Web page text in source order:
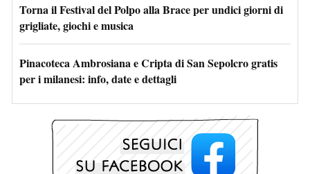
Torna il Festival del Polpo alla Brace per undici giorni di
grigliate, giochi e musica
Pinacoteca Ambrosiana e Cripta di San Sepolcro gratis
per i milanesi: info, date e dettagli